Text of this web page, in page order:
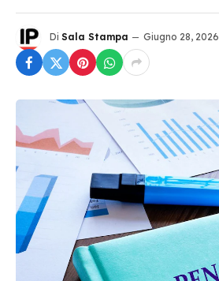
Di Sala Stampa Giugno 28, 2026